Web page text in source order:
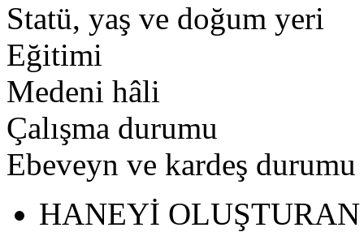
Statü, yaş ve doğum yeri
Eğitimi
Medeni hâli
Çalışma durumu
Ebeveyn ve kardeş durumu
HANEYİ